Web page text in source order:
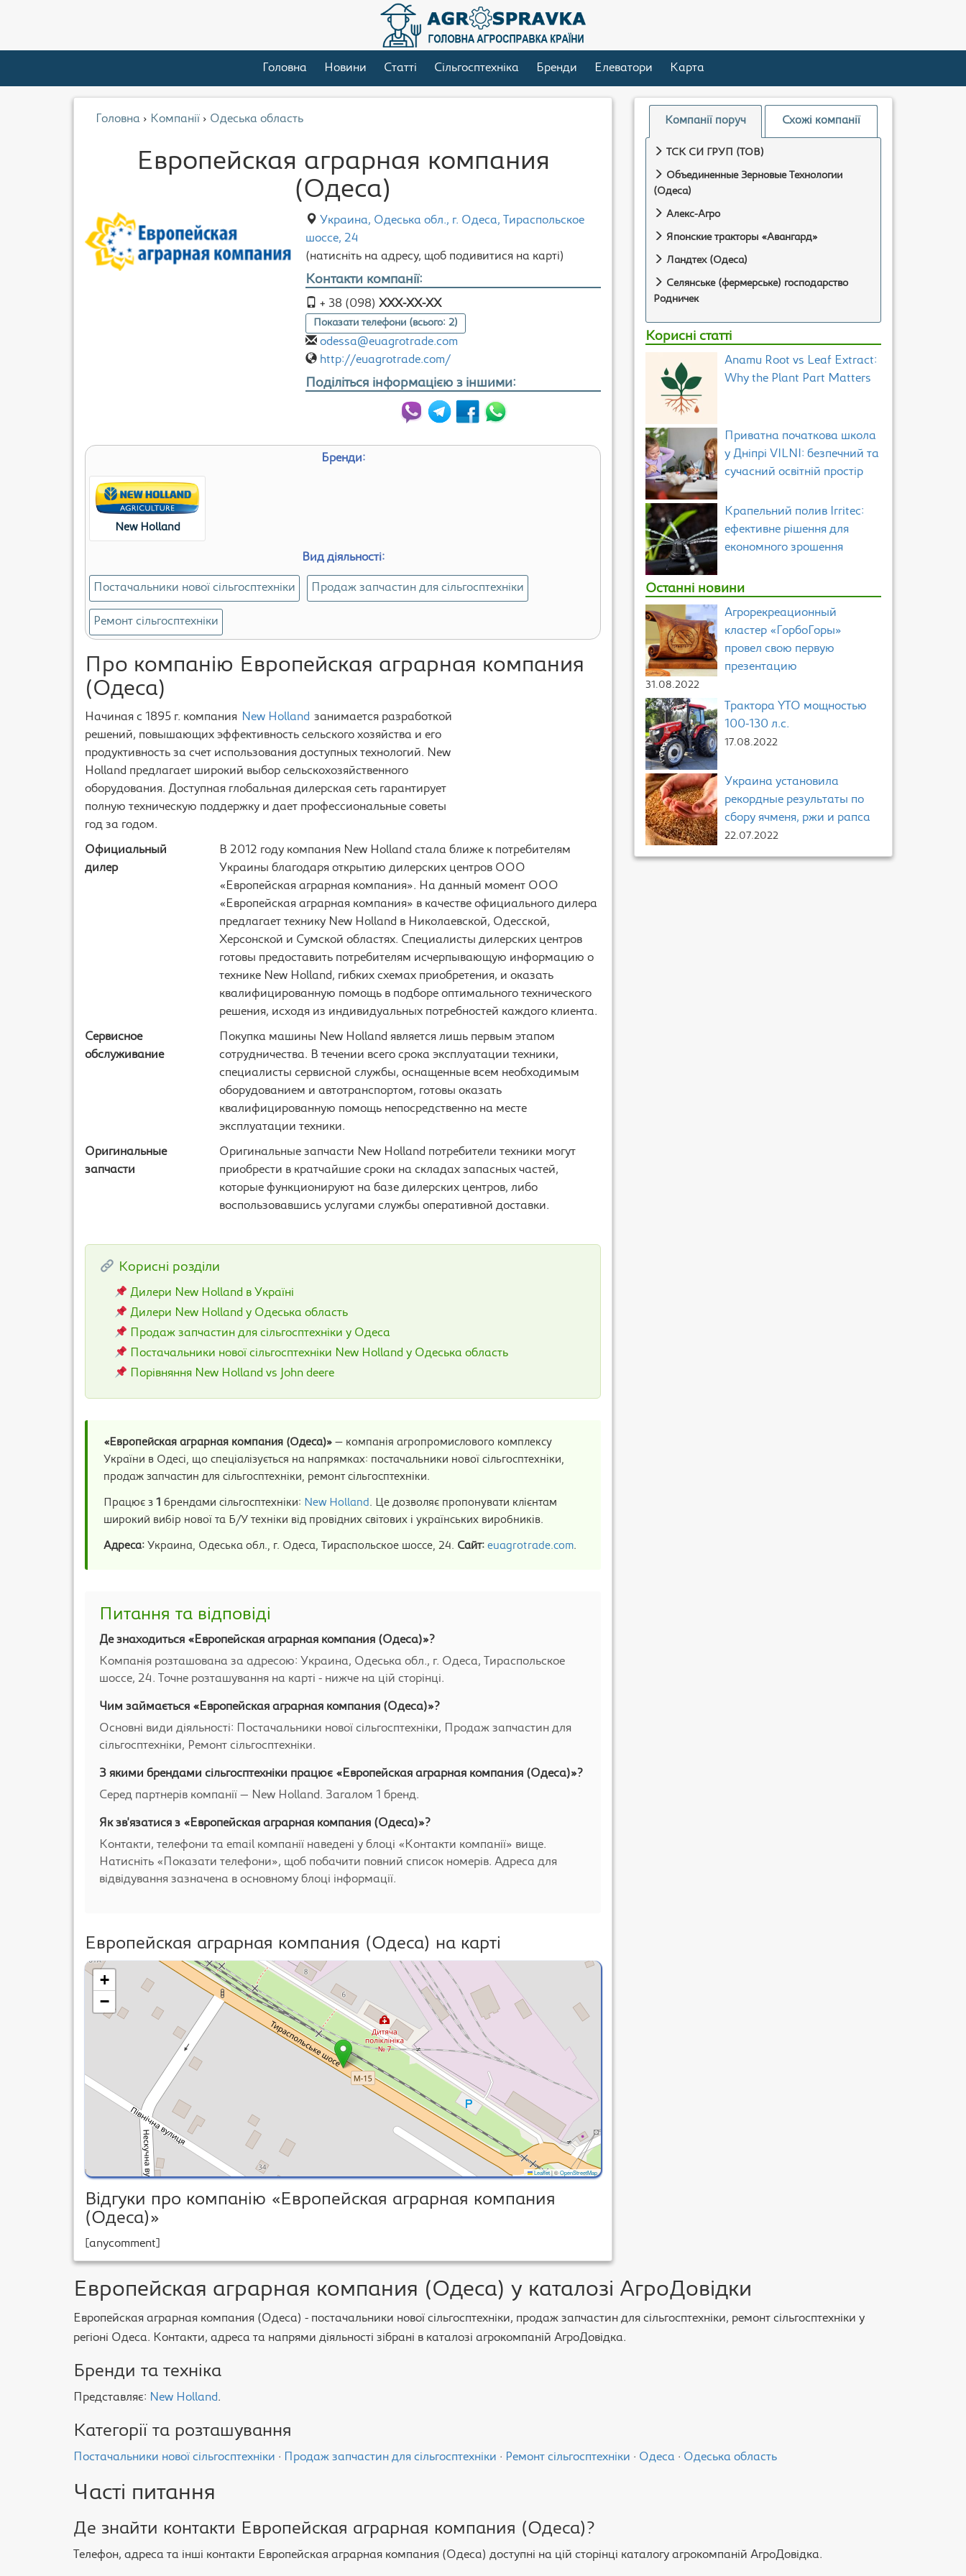
Головна Новини Статті Сільгосптехніка Бренди Елеватори Карта
Головна › Компанії › Одеська область
Европейская аграрная компания
(Одеса)
Украина, Одеська обл., г. Одеса, Тираспольское
шоссе, 24
(натисніть на адресу, щоб подивитися на карті)
Контакти компанії:
+ 38 (098)XXX-XX-XX
Показати телефони (всього: 2)
odessa@euagrotrade.com
http://euagrotrade.com/
Поділіться інформацією з іншими:
Бренди:
New Holland
Вид діяльності:
Постачальники нової сільгосптехніки Продаж запчастин для сільгосптехніки
Ремонт сільгосптехніки
Про компанію Европейская аграрная компания
(Одеса)
Начиная с 1895 г. компания New Holland занимается разработкой
решений, повышающих эффективность сельского хозяйства и его
продуктивность за счет использования доступных технологий. New
Holland предлагает широкий выбор сельскохозяйственного
оборудования. Доступная глобальная дилерская сеть гарантирует
полную техническую поддержку и дает профессиональные советы
год за годом.
Официальный
дилер
В 2012 году компания New Holland стала ближе к потребителям
Украины благодаря открытию дилерских центров ООО
«Европейская аграрная компания». На данный момент ООО
«Европейская аграрная компания» в качестве официального дилера
предлагает технику New Holland в Николаевской, Одесской,
Херсонской и Сумской областях. Специалисты дилерских центров
готовы предоставить потребителям исчерпывающую информацию о
технике New Holland, гибких схемах приобретения, и оказать
квалифицированную помощь в подборе оптимального технического
решения, исходя из индивидуальных потребностей каждого клиента.
Сервисное
обслуживание
Покупка машины New Holland является лишь первым этапом
сотрудничества. В течении всего срока эксплуатации техники,
специалисты сервисной службы, оснащенные всем необходимым
оборудованием и автотранспортом, готовы оказать
квалифицированную помощь непосредственно на месте
эксплуатации техники.
Оригинальные
запчасти
Оригинальные запчасти New Holland потребители техники могут
приобрести в кратчайшие сроки на складах запасных частей,
которые функционируют на базе дилерских центров, либо
воспользовавшись услугами службы оперативной доставки.
Корисні розділи
Дилери New Holland в Україні
Дилери New Holland у Одеська область
Продаж запчастин для сільгосптехніки у Одеса
Постачальники нової сільгосптехніки New Holland у Одеська область
Порівняння New Holland vs John deere
«Европейская аграрная компания (Одеса)» — компанія агропромислового комплексу
України в Одесі, що спеціалізується на напрямках: постачальники нової сільгосптехніки,
продаж запчастин для сільгосптехніки, ремонт сільгосптехніки.
Працює з 1 брендами сільгосптехніки: New Holland. Це дозволяє пропонувати клієнтам
широкий вибір нової та Б/У техніки від провідних світових і українських виробників.
Адреса: Украина, Одеська обл., г. Одеса, Тираспольское шоссе, 24. Сайт: euagrotrade.com.
Питання та відповіді
Де знаходиться «Европейская аграрная компания (Одеса)»?
Компанія розташована за адресою: Украина, Одеська обл., г. Одеса, Тираспольское
шоссе, 24. Точне розташування на карті - нижче на цій сторінці.
Чим займається «Европейская аграрная компания (Одеса)»?
Основні види діяльності: Постачальники нової сільгосптехніки, Продаж запчастин для
сільгосптехніки, Ремонт сільгосптехніки.
З якими брендами сільгосптехніки працює «Европейская аграрная компания (Одеса)»?
Серед партнерів компанії — New Holland. Загалом 1 бренд.
Як зв'язатися з «Европейская аграрная компания (Одеса)»?
Контакти, телефони та email компанії наведені у блоці «Контакти компанії» вище.
Натисніть «Показати телефони», щоб побачити повний список номерів. Адреса для
відвідування зазначена в основному блоці інформації.
Европейская аграрная компания (Одеса) на карті
+
−
Leaflet|©OpenStreetMap
Відгуки про компанію «Европейская аграрная компания
(Одеса)»
[anycomment]
Компанії поруч Схожі компанії
ТСК СИ ГРУП (ТОВ)
Объединенные Зерновые Технологии
(Одеса)
Алекс-Агро
Японские тракторы «Авангард»
Ландтех (Одеса)
Селянське (фермерське) господарство
Родничек
Корисні статті
Anamu Root vs Leaf Extract:
Why the Plant Part Matters
Приватна початкова школа
у Дніпрі VILNI: безпечний та
сучасний освітній простір
Крапельний полив Irritec:
ефективне рішення для
економного зрошення
Останні новини
Агрорекреационный
кластер «ГорбоГоры»
провел свою первую
презентацию
31.08.2022
Трактора YTO мощностью
100-130 л.с.
17.08.2022
Украина установила
рекордные результаты по
сбору ячменя, ржи и рапса
22.07.2022
Европейская аграрная компания (Одеса) у каталозі АгроДовідки
Европейская аграрная компания (Одеса) - постачальники нової сільгосптехніки, продаж запчастин для сільгосптехніки, ремонт сільгосптехніки у
регіоні Одеса. Контакти, адреса та напрями діяльності зібрані в каталозі агрокомпаній АгроДовідка.
Бренди та техніка
Представляє: New Holland.
Категорії та розташування
Постачальники нової сільгосптехніки · Продаж запчастин для сільгосптехніки · Ремонт сільгосптехніки · Одеса · Одеська область
Часті питання
Де знайти контакти Европейская аграрная компания (Одеса)?
Телефон, адреса та інші контакти Европейская аграрная компания (Одеса) доступні на цій сторінці каталогу агрокомпаній АгроДовідка.